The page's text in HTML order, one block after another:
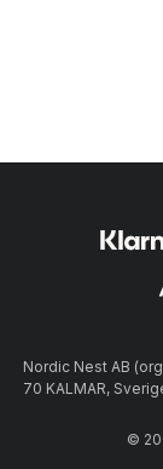
Nordic Nest AB
70 KALMAR,
©